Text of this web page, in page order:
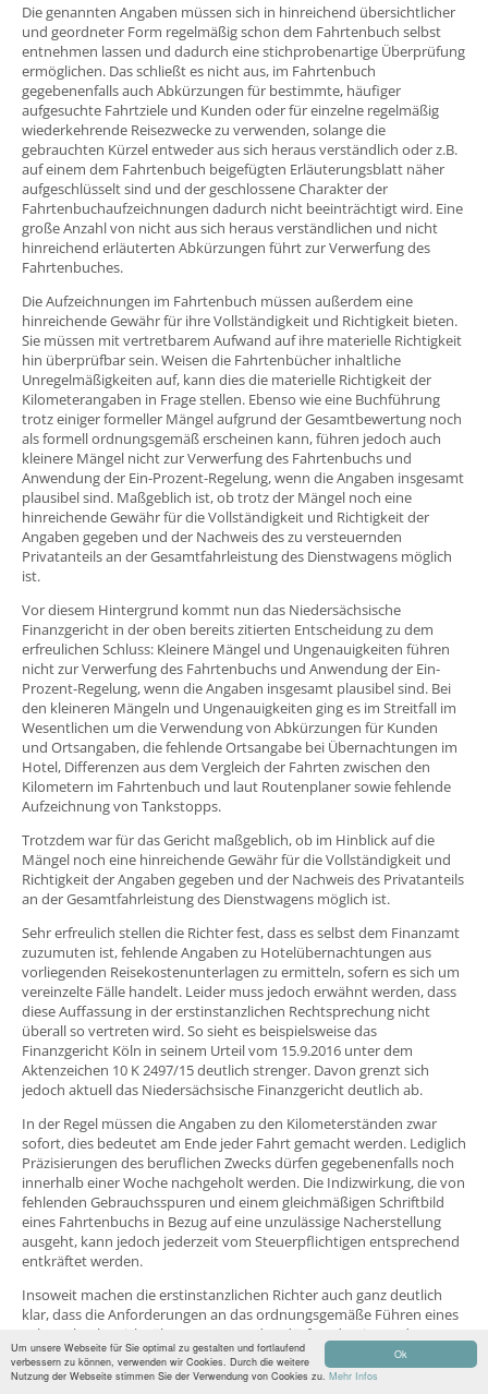
Ok
Um unsere Webseite für Sie optimal zu gestalten und fortlaufend
verbessern zu können, verwenden wir Cookies. Durch die weitere
Nutzung der Webseite stimmen Sie der Verwendung von Cookies zu. Mehr Infos
Die genannten Angaben müssen sich in hinreichend übersichtlicher
und geordneter Form regelmäßig schon dem Fahrtenbuch selbst
entnehmen lassen und dadurch eine stichprobenartige Überprüfung
ermöglichen. Das schließt es nicht aus, im Fahrtenbuch
gegebenenfalls auch Abkürzungen für bestimmte, häufiger
aufgesuchte Fahrtziele und Kunden oder für einzelne regelmäßig
wiederkehrende Reisezwecke zu verwenden, solange die
gebrauchten Kürzel entweder aus sich heraus verständlich oder z.B.
auf einem dem Fahrtenbuch beigefügten Erläuterungsblatt näher
aufgeschlüsselt sind und der geschlossene Charakter der
Fahrtenbuchaufzeichnungen dadurch nicht beeinträchtigt wird. Eine
große Anzahl von nicht aus sich heraus verständlichen und nicht
hinreichend erläuterten Abkürzungen führt zur Verwerfung des
Fahrtenbuches.
Die Aufzeichnungen im Fahrtenbuch müssen außerdem eine
hinreichende Gewähr für ihre Vollständigkeit und Richtigkeit bieten.
Sie müssen mit vertretbarem Aufwand auf ihre materielle Richtigkeit
hin überprüfbar sein. Weisen die Fahrtenbücher inhaltliche
Unregelmäßigkeiten auf, kann dies die materielle Richtigkeit der
Kilometerangaben in Frage stellen. Ebenso wie eine Buchführung
trotz einiger formeller Mängel aufgrund der Gesamtbewertung noch
als formell ordnungsgemäß erscheinen kann, führen jedoch auch
kleinere Mängel nicht zur Verwerfung des Fahrtenbuchs und
Anwendung der Ein-Prozent-Regelung, wenn die Angaben insgesamt
plausibel sind. Maßgeblich ist, ob trotz der Mängel noch eine
hinreichende Gewähr für die Vollständigkeit und Richtigkeit der
Angaben gegeben und der Nachweis des zu versteuernden
Privatanteils an der Gesamtfahrleistung des Dienstwagens möglich
ist.
Vor diesem Hintergrund kommt nun das Niedersächsische
Finanzgericht in der oben bereits zitierten Entscheidung zu dem
erfreulichen Schluss: Kleinere Mängel und Ungenauigkeiten führen
nicht zur Verwerfung des Fahrtenbuchs und Anwendung der Ein-
Prozent-Regelung, wenn die Angaben insgesamt plausibel sind. Bei
den kleineren Mängeln und Ungenauigkeiten ging es im Streitfall im
Wesentlichen um die Verwendung von Abkürzungen für Kunden
und Ortsangaben, die fehlende Ortsangabe bei Übernachtungen im
Hotel, Differenzen aus dem Vergleich der Fahrten zwischen den
Kilometern im Fahrtenbuch und laut Routenplaner sowie fehlende
Aufzeichnung von Tankstopps.
Trotzdem war für das Gericht maßgeblich, ob im Hinblick auf die
Mängel noch eine hinreichende Gewähr für die Vollständigkeit und
Richtigkeit der Angaben gegeben und der Nachweis des Privatanteils
an der Gesamtfahrleistung des Dienstwagens möglich ist.
Sehr erfreulich stellen die Richter fest, dass es selbst dem Finanzamt
zuzumuten ist, fehlende Angaben zu Hotelübernachtungen aus
vorliegenden Reisekostenunterlagen zu ermitteln, sofern es sich um
vereinzelte Fälle handelt. Leider muss jedoch erwähnt werden, dass
diese Auffassung in der erstinstanzlichen Rechtsprechung nicht
überall so vertreten wird. So sieht es beispielsweise das
Finanzgericht Köln in seinem Urteil vom 15.9.2016 unter dem
Aktenzeichen 10 K 2497/15 deutlich strenger. Davon grenzt sich
jedoch aktuell das Niedersächsische Finanzgericht deutlich ab.
In der Regel müssen die Angaben zu den Kilometerständen zwar
sofort, dies bedeutet am Ende jeder Fahrt gemacht werden. Lediglich
Präzisierungen des beruflichen Zwecks dürfen gegebenenfalls noch
innerhalb einer Woche nachgeholt werden. Die Indizwirkung, die von
fehlenden Gebrauchsspuren und einem gleichmäßigen Schriftbild
eines Fahrtenbuchs in Bezug auf eine unzulässige Nacherstellung
ausgeht, kann jedoch jederzeit vom Steuerpflichtigen entsprechend
entkräftet werden.
Insoweit machen die erstinstanzlichen Richter auch ganz deutlich
klar, dass die Anforderungen an das ordnungsgemäße Führen eines
Fahrtenbuchs nicht überspannt werden dürfen, damit aus der
widerlegbaren Typisierung der Ein-Prozent-Regelung in der Praxis
nicht eine unwiderlegbare Typisierung wird. Gerade im Hinblick auf